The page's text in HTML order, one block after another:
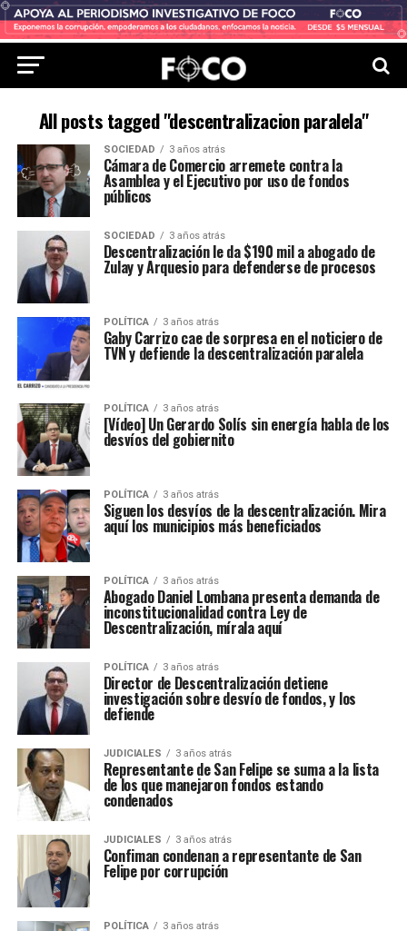
All posts tagged "descentralizacion paralela"
SOCIEDAD 3 años atrás
Cámara de Comercio arremete contra la
Asamblea y el Ejecutivo por uso de fondos
públicos
SOCIEDAD 3 años atrás
Descentralización le da $190 mil a abogado de
Zulay y Arquesio para defenderse de procesos
POLÍTICA 3 años atrás
Gaby Carrizo cae de sorpresa en el noticiero de
TVN y defiende la descentralización paralela
POLÍTICA 3 años atrás
[Vídeo] Un Gerardo Solís sin energía habla de los
desvíos del gobiernito
POLÍTICA 3 años atrás
Siguen los desvíos de la descentralización. Mira
aquí los municipios más beneficiados
POLÍTICA 3 años atrás
Abogado Daniel Lombana presenta demanda de
inconstitucionalidad contra Ley de
Descentralización, mírala aquí
POLÍTICA 3 años atrás
Director de Descentralización detiene
investigación sobre desvío de fondos, y los
defiende
JUDICIALES 3 años atrás
Representante de San Felipe se suma a la lista
de los que manejaron fondos estando
condenados
JUDICIALES 3 años atrás
Confiman condenan a representante de San
Felipe por corrupción
POLÍTICA 3 años atrás